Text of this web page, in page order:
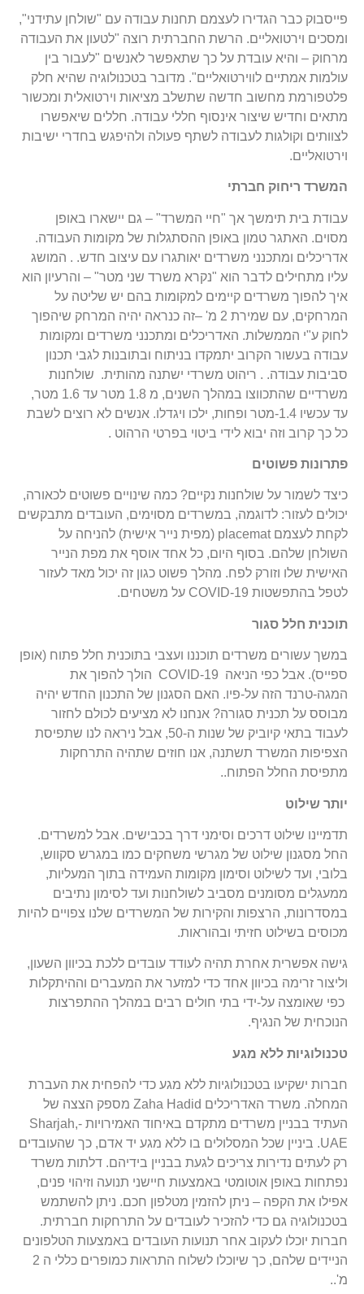
פייסבוק כבר הגדירו לעצמם תחנות עבודה עם "שולחן עתידני",
ומסכים וירטואליים. הרשת החברתית רוצה "לטעון את העבודה
מרחוק – והיא עובדת על כך שתאפשר לאנשים "לעבור בין
עולמות אמתיים לווירטואליים". מדובר בטכנולוגיה שהיא חלק
פלטפורמת מחשוב חדשה שתשלב מציאות וירטואלית ומכשור
מתאים וחדיש שיצור אינסוף חללי עבודה. חללים שיאפשרו
לצוותים וקולגות לעבודה לשתף פעולה ולהיפגש בחדרי ישיבות
וירטואליים.
המשרד ריחוק חברתי
עבודת בית תימשך אך "חיי המשרד" – גם יישארו באופן
מסוים. האתגר טמון באופן ההסתגלות של מקומות העבודה.
אדריכלים ומתכנני משרדים יאותגרו עם עיצוב חדש. . המושג
עליו מתחילים לדבר הוא "נקרא משרד שני מטר" – והרעיון הוא
איך להפוך משרדים קיימים למקומות בהם יש שליטה על
המרחקים, עם שמירת 2 מ' –זה כנראה יהיה המרחק שיהפוך
לחוק ע"י הממשלות. האדריכלים ומתכנני משרדים ומקומות
עבודה בעשור הקרוב יתמקדו בניתוח ובתובנות לגבי תכנון
סביבות עבודה. . ריהוט משרדי ישתנה מהותית. שולחנות
משרדיים שהתכווצו במהלך השנים, מ 1.8 מטר עד 1.6 מטר,
עד עכשיו 1.4-מטר ופחות, ילכו ויגדלו. אנשים לא רוצים לשבת
כל כך קרוב וזה יבוא לידי ביטוי בפרטי הרהוט .
פתרונות פשוטים
כיצד לשמור על שולחנות נקיים? כמה שינויים פשוטים לכאורה,
יכולים לעזור: לדוגמה, במשרדים מסוימים, העובדים מתבקשים
לקחת לעצמם placemat (מפית נייר אישית) להניחה על
השולחן שלהם. בסוף היום, כל אחד אוסף את מפת הנייר
האישית שלו וזורק לפח. מהלך פשוט כגון זה יכול מאד לעזור
לטפל בהתפשטות COVID-19 על משטחים.
תוכנית חלל סגור
במשך עשורים משרדים תוכננו ועצבי בתוכנית חלל פתוח (אופן
ספייס). אבל כפי הניאה COVID-19 הולך להפוך את
המגה-טרנד הזה על-פיו. האם הסגנון של התכנון החדש יהיה
מבוסס על תכנית סגורה? אנחנו לא מציעים לכולם לחזור
לעבוד בתאי קיוביק של שנות ה-50, אבל ניראה לנו שתפיסת
הצפיפות המשרד תשתנה, אנו חוזים שתהיה התרחקות
מתפיסת החלל הפתוח..
יותר שילוט
תדמיינו שילוט דרכים וסימני דרך בכבישים. אבל למשרדים.
החל מסגנון שילוט של מגרשי משחקים כמו במגרש סקווש,
בלובי, ועד לשילוט וסימון מקומות העמידה בתוך המעליות,
ממעגלים מסומנים מסביב לשולחנות ועד לסימון נתיבים
במסדרונות, הרצפות והקירות של המשרדים שלנו צפויים להיות
מכוסים בשילוט חזיתי ובהוראות.
גישה אפשרית אחרת תהיה לעודד עובדים ללכת בכיוון השעון,
וליצור זרימה בכיוון אחד כדי למזער את המעברים וההיתקלות
כפי שאומצה על-ידי בתי חולים רבים במהלך ההתפרצות
הנוכחית של הנגיף.
טכנולוגיות ללא מגע
חברות ישקיעו בטכנולוגיות ללא מגע כדי להפחית את העברת
המחלה. משרד האדריכלים Zaha Hadid מספק הצצה של
העתיד בבניין משרדים מתקדם באיחוד האמירויות -Sharjah,
UAE. ביניין שכל המסלולים בו ללא מגע יד אדם, כך שהעובדים
רק לעתים נדירות צריכים לגעת בבניין בידיהם. דלתות משרד
נפתחות באופן אוטומטי באמצעות חיישני תנועה וזיהוי פנים,
אפילו את הקפה – ניתן להזמין מטלפון חכם. ניתן להשתמש
בטכנולוגיה גם כדי להזכיר לעובדים על התרחקות חברתית.
חברות יוכלו לעקוב אחר תנועות העובדים באמצעות הטלפונים
הניידים שלהם, כך שיוכלו לשלוח התראות כמופרים כללי ה 2
מ'..